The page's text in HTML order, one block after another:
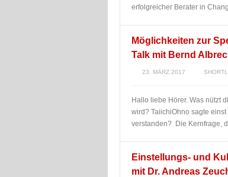
erfolgreicher Berater in
Möglichkeiten zur
Talk mit Bernd
23. MÄRZ 2017
Hallo liebe Hörer. Was nützt
wird? TaiichiOhno sagte
verstanden? Die Kernfrage,
Einstellungs- und
mit Dr. Andreas